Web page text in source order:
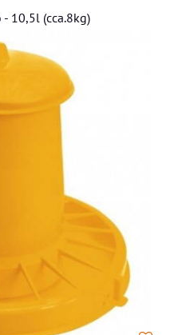
10,5l (cca.8kg)